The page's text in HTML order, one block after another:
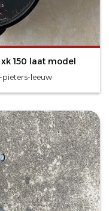
150 laat model
pieters-leeuw